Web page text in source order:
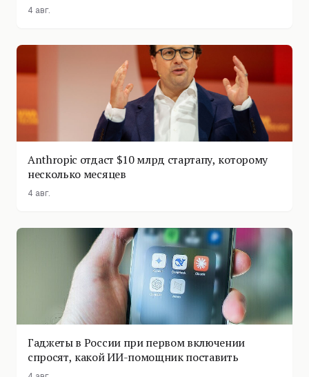
4 авг.
Anthropic отдаст $10 млрд стартапу, которому
несколько месяцев
4 авг.
Гаджеты в России при первом включении
спросят, какой ИИ-помощник поставить